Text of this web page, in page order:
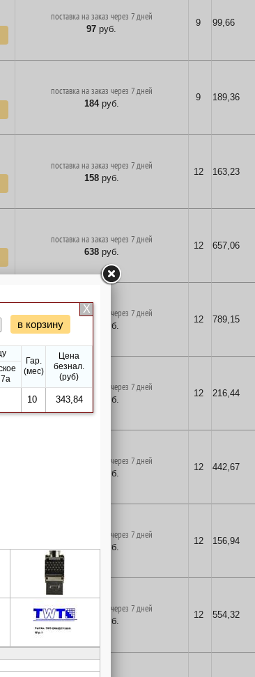
поставка на заказ через 7 дней
97 руб.
9 99,66
поставка на заказ через 7 дней
184руб.
9 189,36
поставка на заказ через 7 дней
158руб.
12 163,23
поставка на заказ через 7 дней
638руб.
12 657,06
поставка на заказ через 7 дней
руб.
12 789,15
поставка на заказ через 7 дней
руб.
12 216,44
поставка на заказ через 7 дней
руб.
12 442,67
поставка на заказ через 7 дней
152руб.
12 156,94
поставка на заказ через 7 дней
руб.
12 554,32